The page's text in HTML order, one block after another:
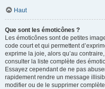
Haut
Que sont les émoticônes ?
Les émoticônes sont de petites
code court et qui permettent
exprime la joie, alors qu’au
consulter la liste complète des
Essayez cependant de ne pas
rapidement rendre un message
modifier ou de le supprimer